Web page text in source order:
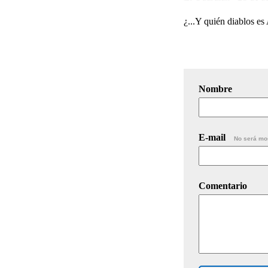
¿...Y quién diablos es
Nombre
E-mail No será
Comentario